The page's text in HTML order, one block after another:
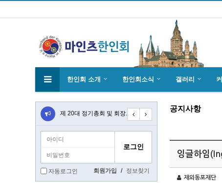
한인회 소개 한인회소식 갤러리
공지사항
잉글하임
재외동포재단
4월27일 마인츠 한인 여성합창단10회 연주… 제 20대 정기총회 및 회장 선출 공문 초대합니다 마인츠 한인회 문화 행사 2020…
자동로그인 회원가입 / 정보찾기